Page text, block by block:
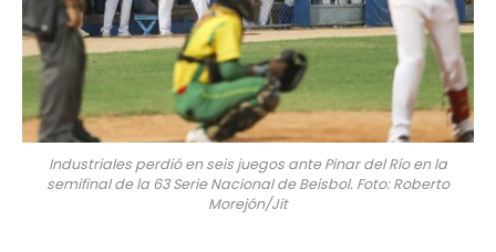
Industriales perdió en seis juegos ante Pinar del Río en la
semifinal de la 63 Serie Nacional de Beisbol. Foto: Roberto
Morejón/Jit